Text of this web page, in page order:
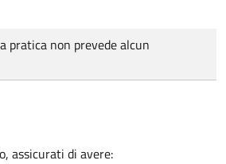
pratica non prevede alcun
assicurati di avere: